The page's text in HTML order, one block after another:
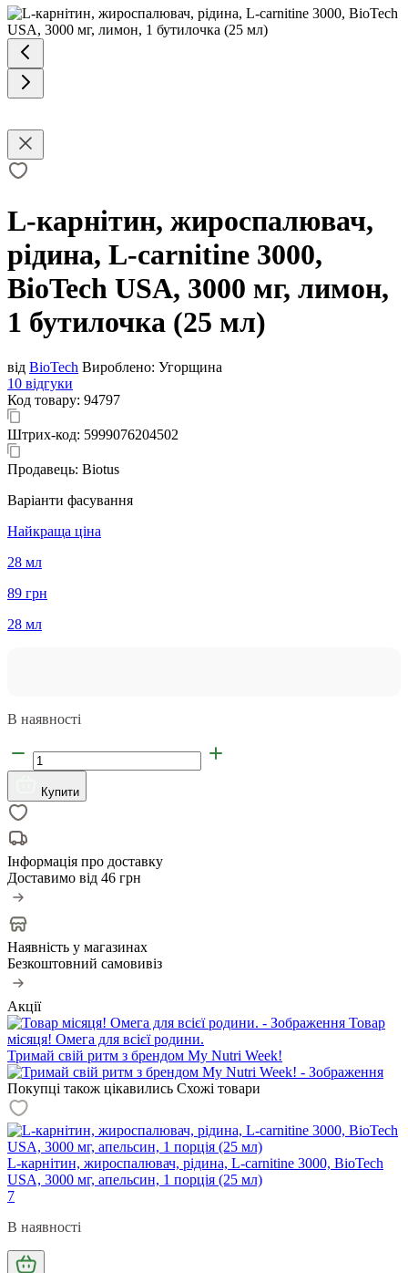
L-карнітин, жироспалювач,
рідина, L-carnitine 3000,
BioTech USA, 3000 мг, лимон,
1 бутилочка (25 мл)
від BioTech Вироблено: Угорщина
10 відгуки
Код товару: 94797
Штрих-код: 5999076204502
Продавець: Biotus
Варіанти фасування
Найкраща ціна
28 мл
89 грн
28 мл
В наявності
Купити
Інформація про доставку
Доставимо від 46 грн
Наявність у магазинах
Безкоштовний самовивіз
Акції
Товар
місяця! Омега для всієї родини.
Тримай свій ритм з брендом My Nutri Week!
Покупці також цікавились Схожі товари
L-карнітин, жироспалювач, рідина, L-carnitine 3000, BioTech
USA, 3000 мг, апельсин, 1 порція (25 мл)
7
В наявності